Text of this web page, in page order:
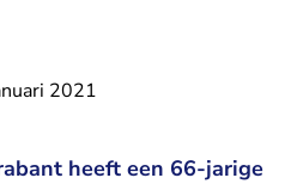
2021
heeft een 66-jarige